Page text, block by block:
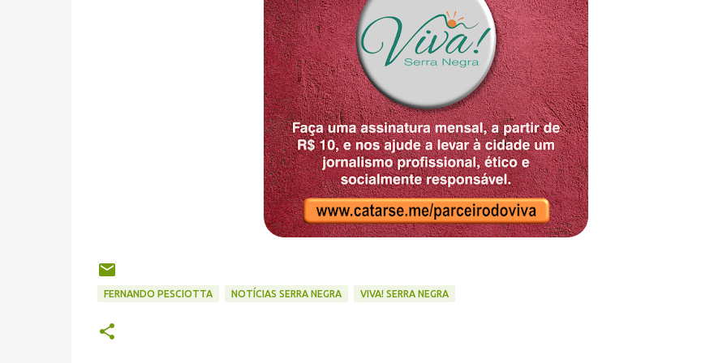
FERNANDO PESCIOTTA NOTÍCIAS SERRA NEGRA VIVA! SERRA NEGRA